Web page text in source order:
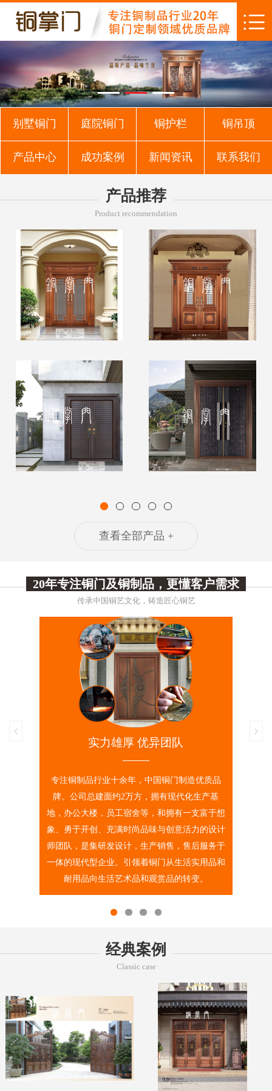
别墅铜门 庭院铜门 铜护栏 铜吊顶
产品中心 成功案例 新闻资讯 联系我们
产品推荐
Product recommendation
查看全部产品 +
20年专注铜门及铜制品，更懂客户需求
传承中国铜艺文化，铸造匠心铜艺
实力雄厚 优异团队
专注铜制品行业十余年，中国铜门制造优质品
牌。公司总建面约2万方，拥有现代化生产基
地，办公大楼，员工宿舍等，和拥有一支富于想
象、勇于开创、充满时尚品味与创意活力的设计
师团队，是集研发设计，生产销售，售后服务于
一体的现代型企业。引领着铜门从生活实用品和
耐用品向生活艺术品和观赏品的转变。
经典案例
Classic case